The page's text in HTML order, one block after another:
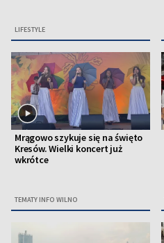
LIFESTYLE
Mrągowo szykuje się na święto
Kresów. Wielki koncert już
wkrótce
TEMATY INFO WILNO